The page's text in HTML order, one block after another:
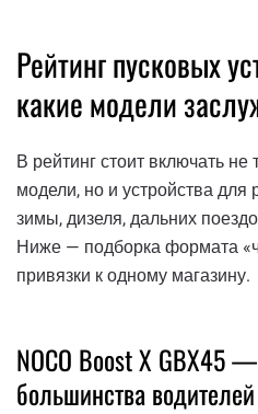
Рейтинг пусковых
какие модели
В рейтинг стоит включать
модели, но и устройства для
зимы, дизеля, дальних
Ниже — подборка формата
привязки к одному магазину.
NOCO Boost X GBX45
большинства водителей